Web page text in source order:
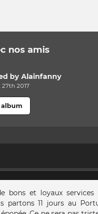
nos amis
byAlainfanny
2017
bons et loyaux services
partons 11 jours au